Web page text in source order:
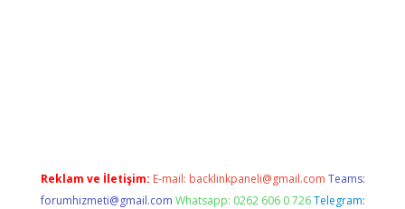
Reklam ve İletişim: E-mail: backlinkpaneli@gmail.com Teams:
forumhizmeti@gmail.com Whatsapp: 0262 606 0 726 Telegram: